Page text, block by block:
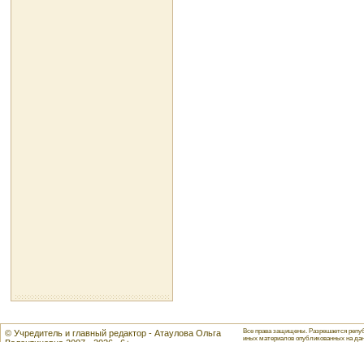
© Учредитель и главный редактор - Атаулова Ольга
Все права защищены. Разрешается
иных материалов опубликованных на